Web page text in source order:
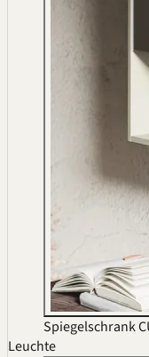
Spiegelschrank
Leuchte